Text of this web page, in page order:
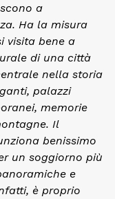
a
Ha la misura
visita bene a
di una città
nella storia
palazzi
memorie
Il
benissimo
un soggiorno più
e
è proprio